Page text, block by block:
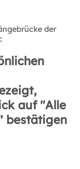
der
auf "Alle
bestätigen